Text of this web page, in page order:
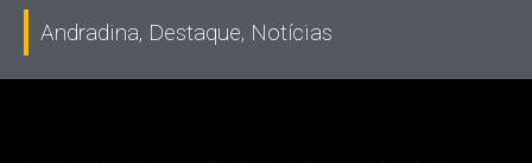
Andradina, Destaque, Notícias